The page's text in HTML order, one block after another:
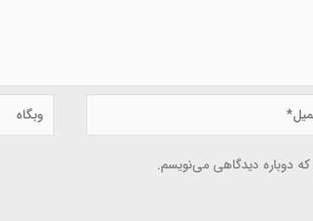
وبگاه
که دوباره دیدگاهی می‌نویسم.